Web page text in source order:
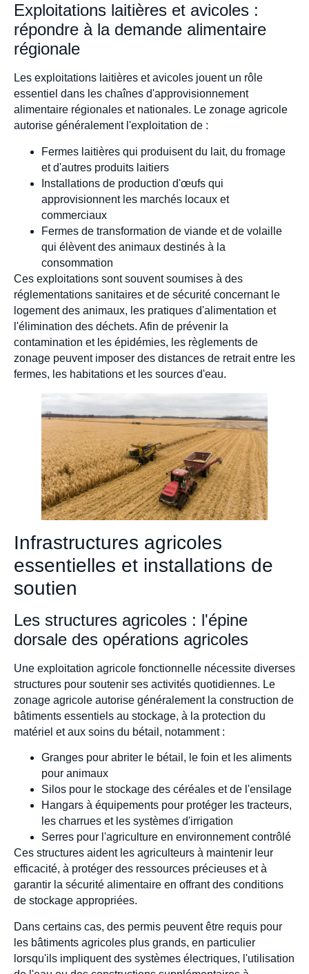
Exploitations laitières et avicoles :
répondre à la demande alimentaire
régionale
Les exploitations laitières et avicoles jouent un rôle
essentiel dans les chaînes d'approvisionnement
alimentaire régionales et nationales. Le zonage agricole
autorise généralement l'exploitation de :
Fermes laitières qui produisent du lait, du fromage
et d'autres produits laitiers
Installations de production d'œufs qui
approvisionnent les marchés locaux et
commerciaux
Fermes de transformation de viande et de volaille
qui élèvent des animaux destinés à la
consommation
Ces exploitations sont souvent soumises à des
réglementations sanitaires et de sécurité concernant le
logement des animaux, les pratiques d'alimentation et
l'élimination des déchets. Afin de prévenir la
contamination et les épidémies, les règlements de
zonage peuvent imposer des distances de retrait entre les
fermes, les habitations et les sources d'eau.
Infrastructures agricoles
essentielles et installations de
soutien
Les structures agricoles : l'épine
dorsale des opérations agricoles
Une exploitation agricole fonctionnelle nécessite diverses
structures pour soutenir ses activités quotidiennes. Le
zonage agricole autorise généralement la construction de
bâtiments essentiels au stockage, à la protection du
matériel et aux soins du bétail, notamment :
Granges pour abriter le bétail, le foin et les aliments
pour animaux
Silos pour le stockage des céréales et de l'ensilage
Hangars à équipements pour protéger les tracteurs,
les charrues et les systèmes d'irrigation
Serres pour l'agriculture en environnement contrôlé
Ces structures aident les agriculteurs à maintenir leur
efficacité, à protéger des ressources précieuses et à
garantir la sécurité alimentaire en offrant des conditions
de stockage appropriées.
Dans certains cas, des permis peuvent être requis pour
les bâtiments agricoles plus grands, en particulier
lorsqu'ils impliquent des systèmes électriques, l'utilisation